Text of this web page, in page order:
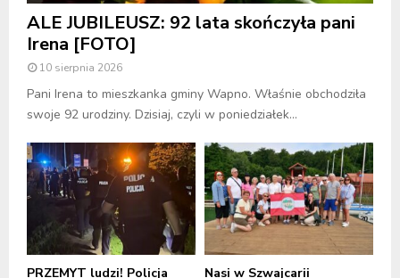
ALE JUBILEUSZ: 92 lata skończyła pani
Irena [FOTO]
10 sierpnia 2026
Pani Irena to mieszkanka gminy Wapno. Właśnie obchodziła
swoje 92 urodziny. Dzisiaj, czyli w poniedziałek...
PRZEMYT ludzi! Policja
Nasi w Szwajcarii